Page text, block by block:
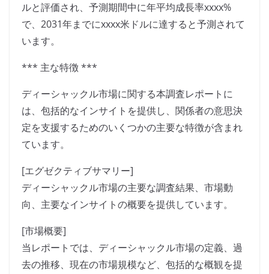
ルと評価され、予測期間中に年平均成長率xxxx%
で、2031年までにxxxx米ドルに達すると予測されて
います。
*** 主な特徴 ***
ディーシャックル市場に関する本調査レポートに
は、包括的なインサイトを提供し、関係者の意思決
定を支援するためのいくつかの主要な特徴が含まれ
ています。
[エグゼクティブサマリー]
ディーシャックル市場の主要な調査結果、市場動
向、主要なインサイトの概要を提供しています。
[市場概要]
当レポートでは、ディーシャックル市場の定義、過
去の推移、現在の市場規模など、包括的な概観を提